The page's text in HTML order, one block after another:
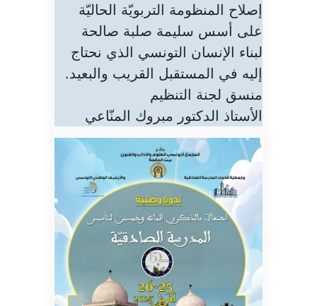
إصلاح المنظومة التربويّة الحاليّة
على أسس سليمة صلبة صالحة
لبناء الإنسان التونسي الذي نحتاج
إليه في المستقبل القريب والبعيد.
منسق لجنة التنظيم
الأستاذ الدكتور مبروك المنّاعي